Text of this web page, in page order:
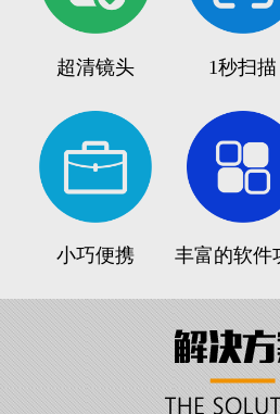
超清镜头 1秒扫描
小巧便携 丰富的软件